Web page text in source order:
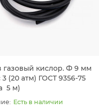
газовый кислор. Ф 9 мм
3 (20 атм) ГОСТ 9356-75
5 м)
Есть в наличии